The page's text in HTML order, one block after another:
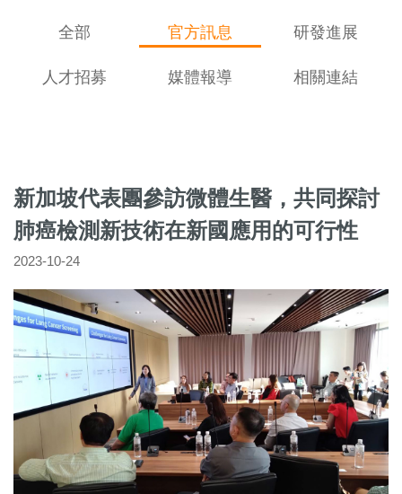
全部 官方訊息 研發進展
人才招募 媒體報導 相關連結
新加坡代表團參訪微體生醫，共同探討
肺癌檢測新技術在新國應用的可行性
2023-10-24